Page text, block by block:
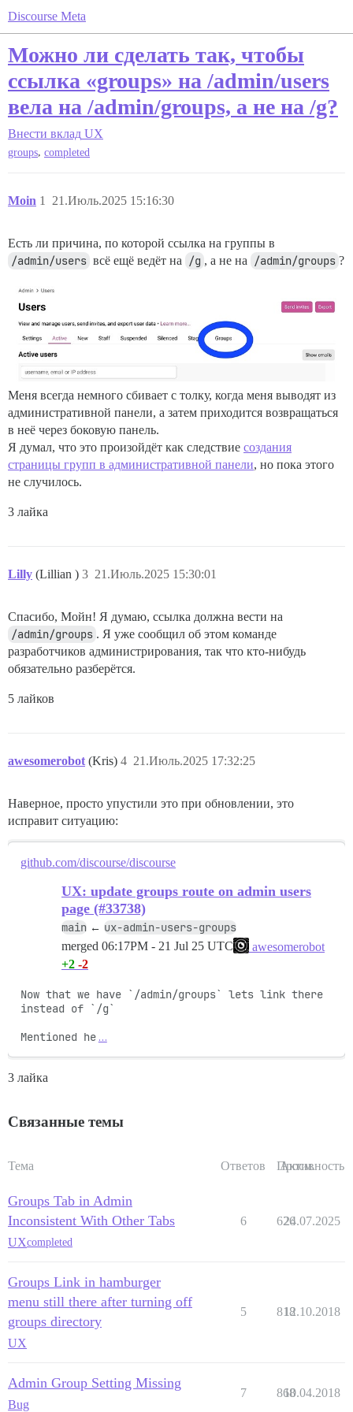
Discourse Meta
Можно ли сделать так, чтобы
ссылка «groups» на /admin/users
вела на /admin/groups, а не на /g?
Внести вклад UX
groups, completed
Moin 21.Июль.2025 15:16:30
1
Есть ли причина, по которой ссылка на группы в
/admin/users всё ещё ведёт на /g , а не на /admin/groups ?
Меня всегда немного сбивает с толку, когда меня выводят из
административной панели, а затем приходится возвращаться
в неё через боковую панель.
Я думал, что это произойдёт как следствие создания
страницы групп в административной панели, но пока этого
не случилось.
3 лайка
Lilly (Lillian ) 21.Июль.2025 15:30:01
3
Спасибо, Мойн! Я думаю, ссылка должна вести на
/admin/groups . Я уже сообщил об этом команде
разработчиков администрирования, так что кто-нибудь
обязательно разберётся.
5 лайков
awesomerobot (Kris) 21.Июль.2025 17:32:25
4
Наверное, просто упустили это при обновлении, это
исправит ситуацию:
github.com/discourse/discourse
UX: update groups route on admin users
page (#33738)
main ← ux-admin-users-groups
merged 06:17PM - 21 Jul 25 UTC
awesomerobot
+2 -2
Now that we have `/admin/groups` lets link there
instead of `/g`
Mentioned he …
3 лайка
Связанные темы
Тема Ответов Просм.
Активность
Groups Tab in Admin
Inconsistent With Other Tabs
UXcompleted
6 626
24.07.2025
Groups Link in hamburger
menu still there after turning off
groups directory
UX
5 818
12.10.2018
Admin Group Setting Missing
Bug
7 868
10.04.2018